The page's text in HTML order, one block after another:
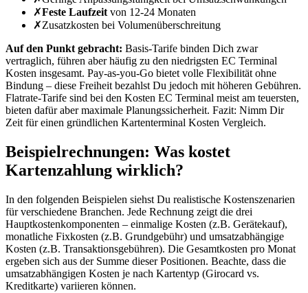
✗Feste Laufzeitvon 12-24 Monaten
✗Zusatzkosten bei Volumenüberschreitung
Auf den Punkt gebracht: Basis-Tarife binden Dich zwar
vertraglich, führen aber häufig zu den niedrigsten EC Terminal
Kosten insgesamt. Pay-as-you-Go bietet volle Flexibilität ohne
Bindung – diese Freiheit bezahlst Du jedoch mit höheren Gebühren.
Flatrate-Tarife sind bei den Kosten EC Terminal meist am teuersten,
bieten dafür aber maximale Planungssicherheit. Fazit: Nimm Dir
Zeit für einen gründlichen Kartenterminal Kosten Vergleich.
Beispielrechnungen: Was kostet
Kartenzahlung wirklich?
In den folgenden Beispielen siehst Du realistische Kostenszenarien
für verschiedene Branchen. Jede Rechnung zeigt die drei
Hauptkostenkomponenten – einmalige Kosten (z.B. Gerätekauf),
monatliche Fixkosten (z.B. Grundgebühr) und umsatzabhängige
Kosten (z.B. Transaktionsgebühren). Die Gesamtkosten pro Monat
ergeben sich aus der Summe dieser Positionen. Beachte, dass die
umsatzabhängigen Kosten je nach Kartentyp (Girocard vs.
Kreditkarte) variieren können.